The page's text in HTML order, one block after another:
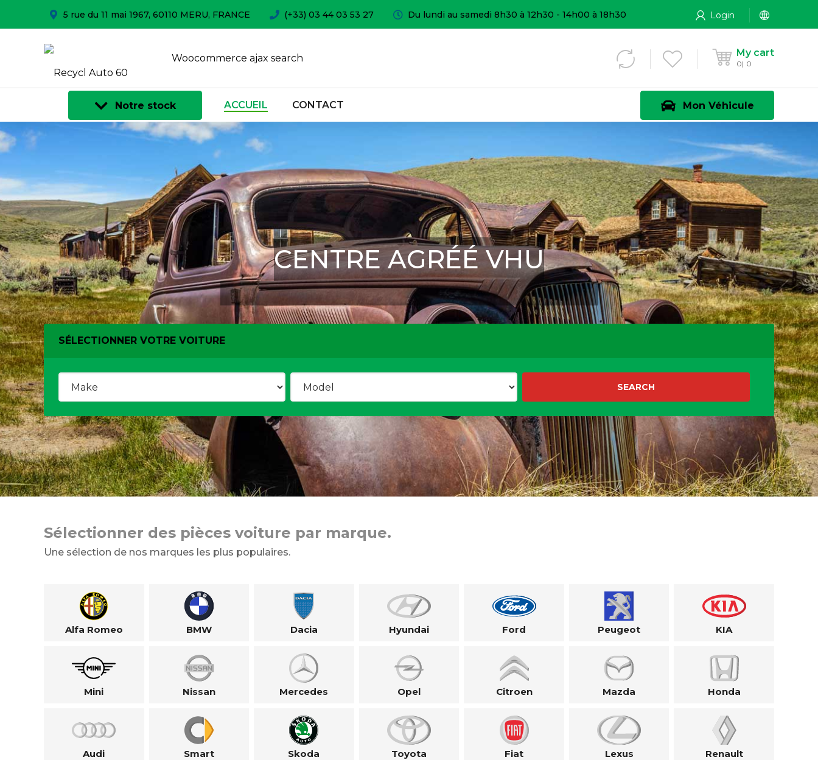
5 rue du 11 mai 1967, 60110 MERU, FRANCE (+33) 03 44 03 53 27 Du lundi au samedi 8h30 à 12h30 - 14h00 à 18h30 Login
Woocommerce ajax search My cart
0 0
Mon Véhicule
Notre stock ACCUEIL CONTACT
CENTRE AGRÉÉ VHU
SÉLECTIONNER VOTRE VOITURE
Sélectionner des pièces voiture par marque.
Une sélection de nos marques les plus populaires.
Alfa Romeo BMW Dacia Hyundai Ford Peugeot KIA
Mini Nissan Mercedes Opel Citroen Mazda Honda
Audi Smart Skoda Toyota Fiat Lexus Renault